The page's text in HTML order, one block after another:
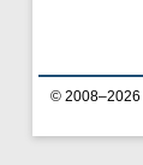
© 2008–2026